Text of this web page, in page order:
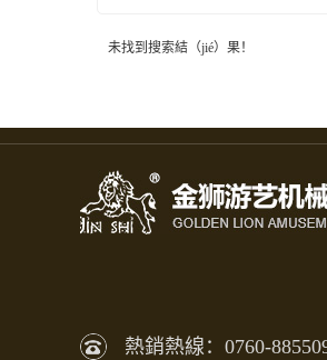
未找到搜索結（jié）果！
熱銷熱線：0760-